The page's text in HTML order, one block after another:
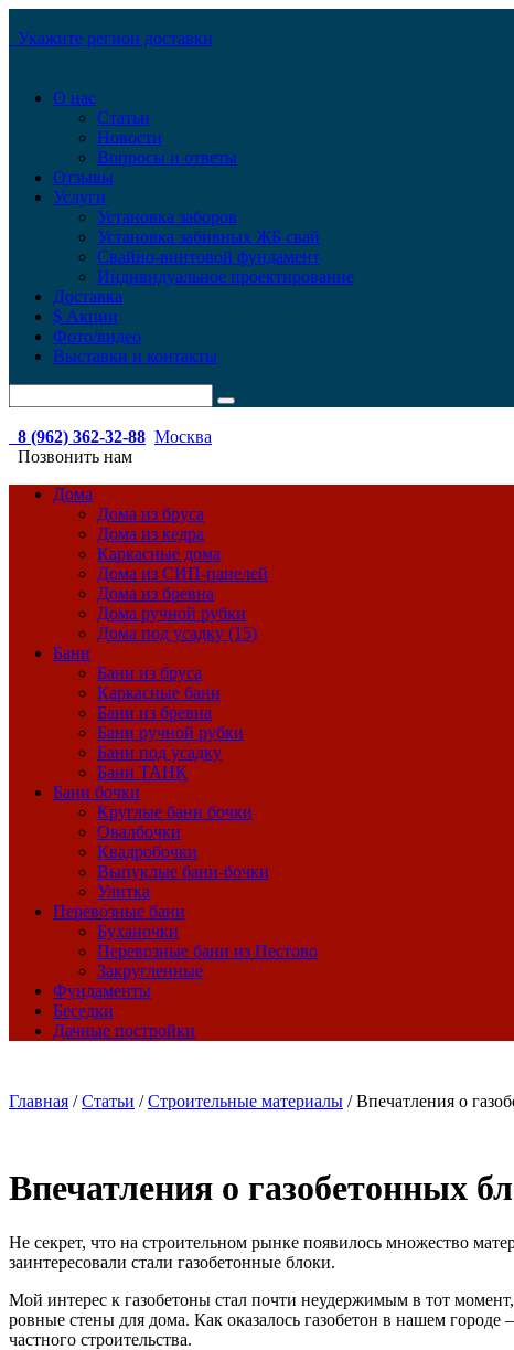
Укажите регион доставки
О нас
Статьи
Новости
Вопросы и ответы
Отзывы
Услуги
Установка заборов
Установка забивных ЖБ свай
Свайно-винтовой фундамент
Индивидуальное проектирование
Доставка
$ Акции
Фото/видео
Выставки и контакты
8 (962) 362-32-88 Москва
Позвонить нам
Дома
Дома из бруса
Дома из кедра
Каркасные дома
Дома из СИП-панелей
Дома из бревна
Дома ручной рубки
Дома под усадку (15)
Бани
Бани из бруса
Каркасные бани
Бани из бревна
Бани ручной рубки
Бани под усадку
Бани ТАНК
Бани бочки
Круглые бани бочки
Овалбочки
Квадробочки
Выпуклые бани-бочки
Улитка
Перевозные бани
Буханочки
Перевозные бани из Пестово
Закругленные
Фундаменты
Беседки
Дачные постройки
Главная /Статьи /Строительные материалы /Впечатления о
Впечатления о газобетонных
Не секрет, что на строительном рынке появилось множество
заинтересовали стали газобетонные блоки.
Мой интерес к газобетоны стал почти неудержимым в тот
ровные стены для дома. Как оказалось газобетон в нашем
частного строительства.